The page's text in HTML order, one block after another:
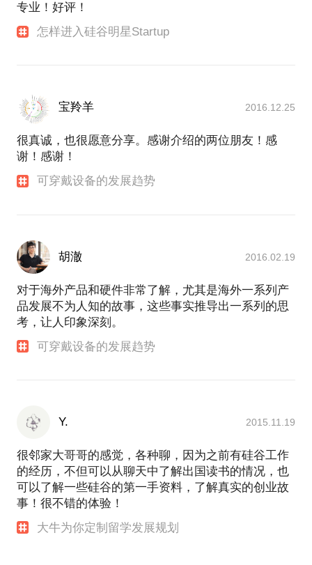
专业！好评！
怎样进入硅谷明星Startup
宝羚羊 2016.12.25
很真诚，也很愿意分享。感谢介绍的两位朋友！感
谢！感谢！
可穿戴设备的发展趋势
胡澈 2016.02.19
对于海外产品和硬件非常了解，尤其是海外一系列产
品发展不为人知的故事，这些事实推导出一系列的思
考，让人印象深刻。
可穿戴设备的发展趋势
Y. 2015.11.19
很邻家大哥哥的感觉，各种聊，因为之前有硅谷工作
的经历，不但可以从聊天中了解出国读书的情况，也
可以了解一些硅谷的第一手资料，了解真实的创业故
事！很不错的体验！
大牛为你定制留学发展规划